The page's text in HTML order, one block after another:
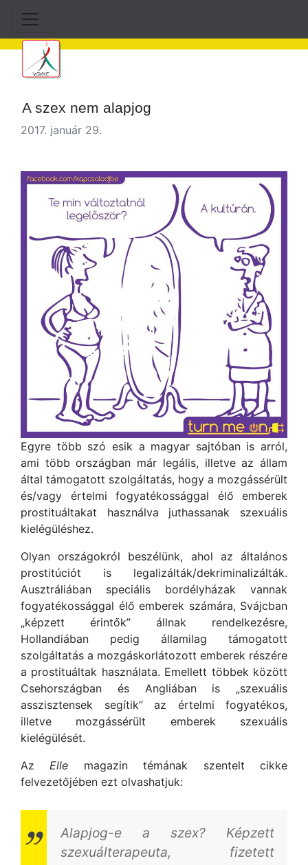
A szex nem alapjog
2017. január 29.
Egyre több szó esik a magyar sajtóban is arról,
ami több országban már legális, illetve az állam
által támogatott szolgáltatás, hogy a mozgássérült
és/vagy értelmi fogyatékossággal élő emberek
prostituáltakat használva juthassanak szexuális
kielégüléshez.
Olyan országokról beszélünk, ahol az általános
prostitúciót is legalizálták/dekriminalizálták.
Ausztráliában speciális bordélyházak vannak
fogyatékossággal élő emberek számára, Svájcban
„képzett érintők” állnak rendelkezésre,
Hollandiában pedig államilag támogatott
szolgáltatás a mozgáskorlátozott emberek részére
a prostituáltak használata. Emellett többek között
Csehországban és Angliában is „szexuális
asszisztensek segítik” az értelmi fogyatékos,
illetve mozgássérült emberek szexuális
kielégülését.
AzElle magazin témának szentelt cikke
felvezetőjében ezt olvashatjuk:
Alapjog-e a szex? Képzett
szexuálterapeuta, fizetett